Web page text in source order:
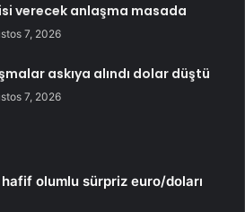
verecek anlaşma masada
7, 2026
askıya alındı dolar düştü
7, 2026
olumlu sürpriz euro/doları